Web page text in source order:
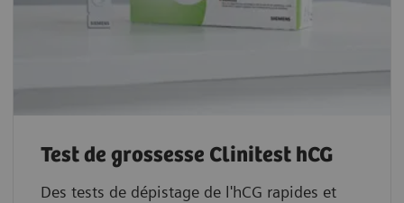
Test de grossesse Clinitest hCG
Des tests de dépistage de l'hCG rapides et